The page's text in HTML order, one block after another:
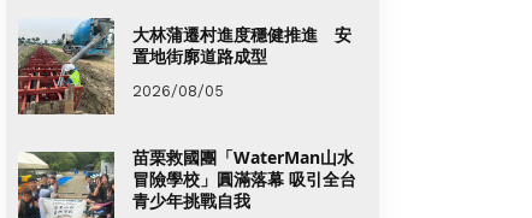
大林蒲遷村進度穩健推進 安
置地街廓道路成型
2026/08/05
苗栗救國團「WaterMan山水
冒險學校」圓滿落幕 吸引全台
青少年挑戰自我